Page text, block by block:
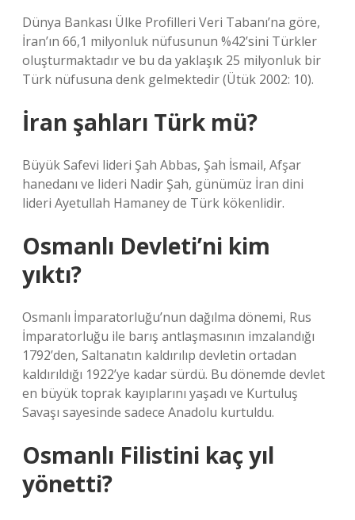
Dünya Bankası Ülke Profilleri Veri Tabanı’na göre,
İran’ın 66,1 milyonluk nüfusunun %42’sini Türkler
oluşturmaktadır ve bu da yaklaşık 25 milyonluk bir
Türk nüfusuna denk gelmektedir (Ütük 2002: 10).
İran şahları Türk mü?
Büyük Safevi lideri Şah Abbas, Şah İsmail, Afşar
hanedanı ve lideri Nadir Şah, günümüz İran dini
lideri Ayetullah Hamaney de Türk kökenlidir.
Osmanlı Devleti’ni kim
yıktı?
Osmanlı İmparatorluğu’nun dağılma dönemi, Rus
İmparatorluğu ile barış antlaşmasının imzalandığı
1792’den, Saltanatın kaldırılıp devletin ortadan
kaldırıldığı 1922’ye kadar sürdü. Bu dönemde devlet
en büyük toprak kayıplarını yaşadı ve Kurtuluş
Savaşı sayesinde sadece Anadolu kurtuldu.
Osmanlı Filistini kaç yıl
yönetti?